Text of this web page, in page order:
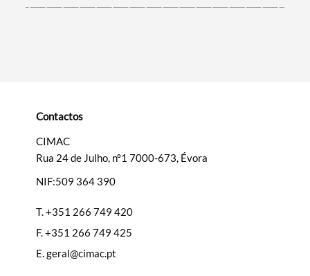
Categorias gerais
Contactos
CIMAC
Rua 24 de Julho, nº1 7000-673, Évora
NIF:509 364 390
T.+351 266 749 420
F.+351 266 749 425
E.geral@cimac.pt